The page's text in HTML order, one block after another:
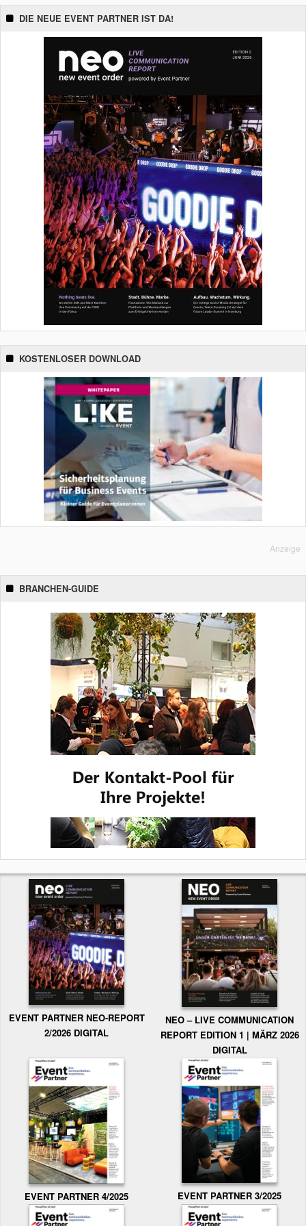
DIE NEUE EVENT PARTNER IST DA!
KOSTENLOSER DOWNLOAD
Anzeige
BRANCHEN-GUIDE
EVENT PARTNER NEO-REPORT
2/2026 DIGITAL
NEO – LIVE COMMUNICATION
REPORT EDITION 1 | MÄRZ 2026
DIGITAL
EVENT PARTNER 4/2025 EVENT PARTNER 3/2025